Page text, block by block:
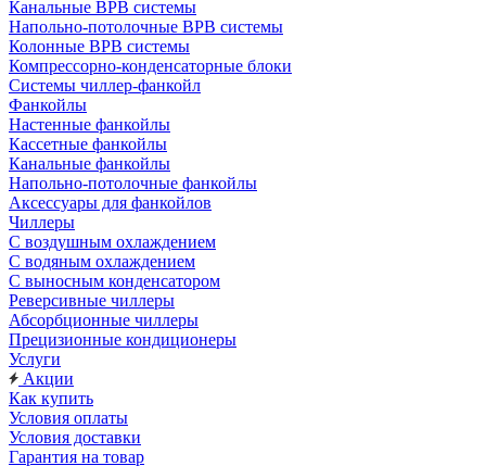
Канальные ВРВ системы
Напольно-потолочные ВРВ системы
Колонные ВРВ системы
Компрессорно-конденсаторные блоки
Системы чиллер-фанкойл
Фанкойлы
Настенные фанкойлы
Кассетные фанкойлы
Канальные фанкойлы
Напольно-потолочные фанкойлы
Аксессуары для фанкойлов
Чиллеры
С воздушным охлаждением
С водяным охлаждением
С выносным конденсатором
Реверсивные чиллеры
Абсорбционные чиллеры
Прецизионные кондиционеры
Услуги
Акции
Как купить
Условия оплаты
Условия доставки
Гарантия на товар